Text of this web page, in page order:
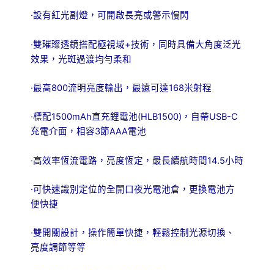
·設有紅光副燈，可開啟長亮或警示慢閃
·雙璀璨透鏡搭配極視域+技術，同時具備大角度泛光
效果，光斑過渡均勻柔和
·最高800流明亮度輸出，最遠可達168米射程
·標配1500mAh直充鋰電池(HLB1500)，自帶USB-C
充電介面，相容3節AAA電池
·高效率恆流電路，亮度恆定，最長續航時間14.5小時
·可快速識別定位的全開口夜光電池倉，更換電池方
便快捷
·雙開關設計，操作簡單快捷，輕鬆控制光源切換、
亮度調節等等